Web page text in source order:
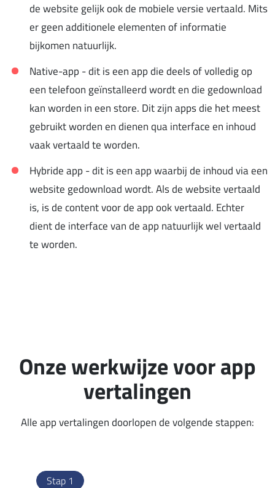
de website gelijk ook de mobiele versie vertaald. Mits
er geen additionele elementen of informatie
bijkomen natuurlijk.
Native-app - dit is een app die deels of volledig op
een telefoon geïnstalleerd wordt en die gedownload
kan worden in een store. Dit zijn apps die het meest
gebruikt worden en dienen qua interface en inhoud
vaak vertaald te worden.
Hybride app - dit is een app waarbij de inhoud via een
website gedownload wordt. Als de website vertaald
is, is de content voor de app ook vertaald. Echter
dient de interface van de app natuurlijk wel vertaald
te worden.
Onze werkwijze voor app
vertalingen
Alle app vertalingen doorlopen de volgende stappen:
Stap 1